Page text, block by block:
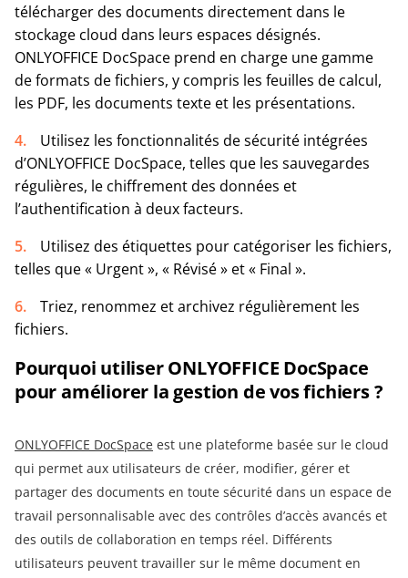
télécharger des documents directement dans le
stockage cloud dans leurs espaces désignés.
ONLYOFFICE DocSpace prend en charge une gamme
de formats de fichiers, y compris les feuilles de calcul,
les PDF, les documents texte et les présentations.
Utilisez les fonctionnalités de sécurité intégrées
d’ONLYOFFICE DocSpace, telles que les sauvegardes
régulières, le chiffrement des données et
l’authentification à deux facteurs.
Utilisez des étiquettes pour catégoriser les fichiers,
telles que « Urgent », « Révisé » et « Final ».
Triez, renommez et archivez régulièrement les
fichiers.
Pourquoi utiliser ONLYOFFICE DocSpace
pour améliorer la gestion de vos fichiers ?
ONLYOFFICE DocSpace est une plateforme basée sur le cloud
qui permet aux utilisateurs de créer, modifier, gérer et
partager des documents en toute sécurité dans un espace de
travail personnalisable avec des contrôles d’accès avancés et
des outils de collaboration en temps réel. Différents
utilisateurs peuvent travailler sur le même document en